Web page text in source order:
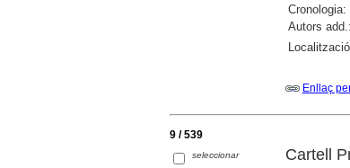
Cronologia:
Autors add.:
Enllaç
9 / 539
seleccionar Cartell